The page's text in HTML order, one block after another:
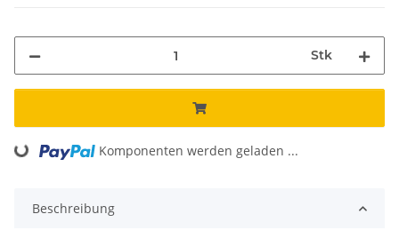
Stk
Loading... Komponenten werden geladen ...
Beschreibung